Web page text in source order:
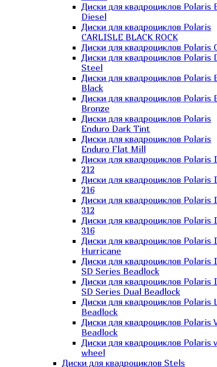
Диски для квадроциклов Polaris
Diesel
Диски для квадроциклов Polaris
CARLISLE BLACK ROCK
Диски для квадроциклов Polaris
Диски для квадроциклов Polaris
Steel
Диски для квадроциклов Polaris
Black
Диски для квадроциклов Polaris
Bronze
Диски для квадроциклов Polaris
Enduro Dark Tint
Диски для квадроциклов Polaris
Enduro Flat Mill
Диски для квадроциклов Polaris
212
Диски для квадроциклов Polaris
216
Диски для квадроциклов Polaris
312
Диски для квадроциклов Polaris
316
Диски для квадроциклов Polaris
Hurricane
Диски для квадроциклов Polaris
SD Series Beadlock
Диски для квадроциклов Polaris
SD Series Dual Beadlock
Диски для квадроциклов Polaris
Beadlock
Диски для квадроциклов Polaris
Beadlock
Диски для квадроциклов Polaris
wheel
Диски для квадроциклов Stels